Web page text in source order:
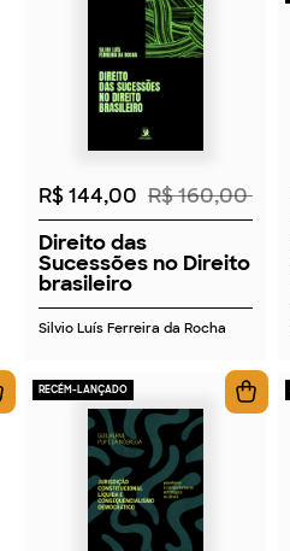
R$ 144,00 R$ 160,00
Direito das
Sucessões no Direito
brasileiro
Silvio Luís Ferreira da Rocha
RECÉM-LANÇADO
2026